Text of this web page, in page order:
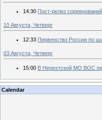
14:30 Пост-релиз
10 Августа, Четверг
12:33 Первенство России по
03 Августа, Четверг
15:00 В Нерехтской МО ВОС
Calendar